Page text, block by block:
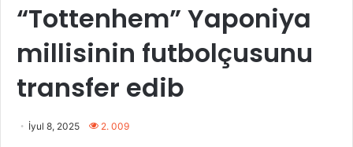
“Tottenhem” Yaponiya
millisinin futbolçusunu
transfer edib
İyul 8, 2025 2. 009